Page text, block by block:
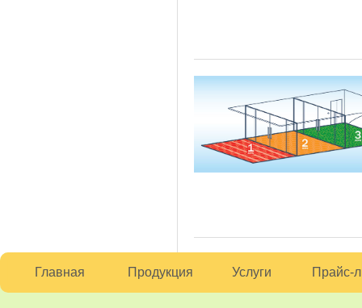
Главная Продукция Услуги Прайс-